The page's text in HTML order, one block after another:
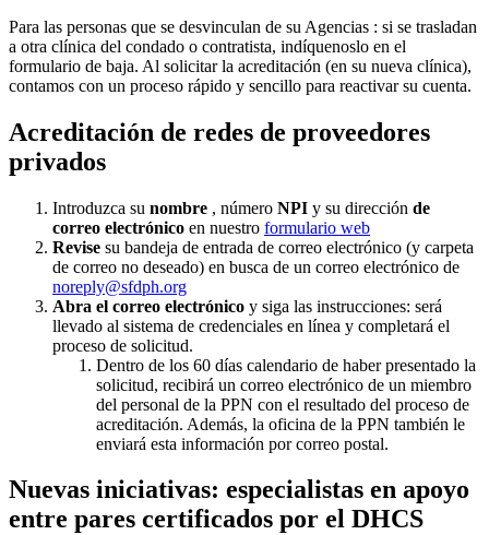
Para las personas que se desvinculan de su Agencias : si se trasladan
a otra clínica del condado o contratista, indíquenoslo en el
formulario de baja. Al solicitar la acreditación (en su nueva clínica),
contamos con un proceso rápido y sencillo para reactivar su cuenta.
Acreditación de redes de proveedores
privados
Introduzca su nombre , número NPI y su dirección de
correo electrónico en nuestro formulario web
Revise su bandeja de entrada de correo electrónico (y carpeta
de correo no deseado) en busca de un correo electrónico de
noreply@sfdph.org
Abra el correo electrónico y siga las instrucciones: será
llevado al sistema de credenciales en línea y completará el
proceso de solicitud.
Dentro de los 60 días calendario de haber presentado la
solicitud, recibirá un correo electrónico de un miembro
del personal de la PPN con el resultado del proceso de
acreditación. Además, la oficina de la PPN también le
enviará esta información por correo postal.
Nuevas iniciativas: especialistas en apoyo
entre pares certificados por el DHCS